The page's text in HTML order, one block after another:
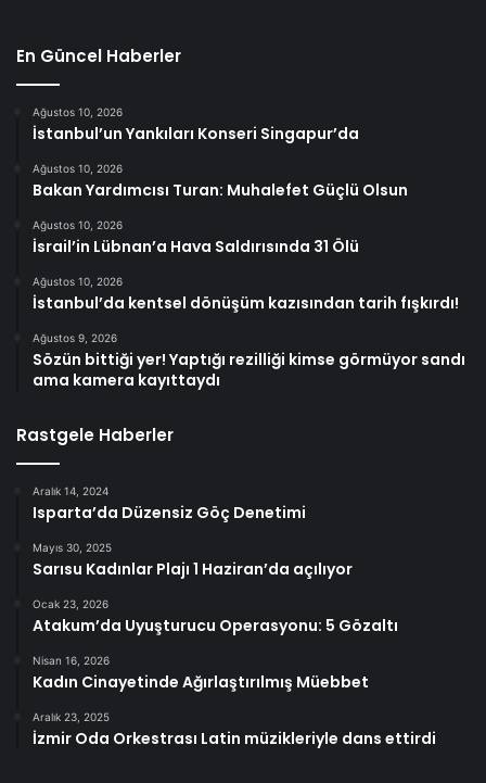
En Güncel Haberler
Ağustos 10, 2026
İstanbul’un Yankıları Konseri Singapur’da
Ağustos 10, 2026
Bakan Yardımcısı Turan: Muhalefet Güçlü Olsun
Ağustos 10, 2026
İsrail’in Lübnan’a Hava Saldırısında 31 Ölü
Ağustos 10, 2026
İstanbul’da kentsel dönüşüm kazısından tarih fışkırdı!
Ağustos 9, 2026
Sözün bittiği yer! Yaptığı rezilliği kimse görmüyor sandı
ama kamera kayıttaydı
Rastgele Haberler
Aralık 14, 2024
Isparta’da Düzensiz Göç Denetimi
Mayıs 30, 2025
Sarısu Kadınlar Plajı 1 Haziran’da açılıyor
Ocak 23, 2026
Atakum’da Uyuşturucu Operasyonu: 5 Gözaltı
Nisan 16, 2026
Kadın Cinayetinde Ağırlaştırılmış Müebbet
Aralık 23, 2025
İzmir Oda Orkestrası Latin müzikleriyle dans ettirdi